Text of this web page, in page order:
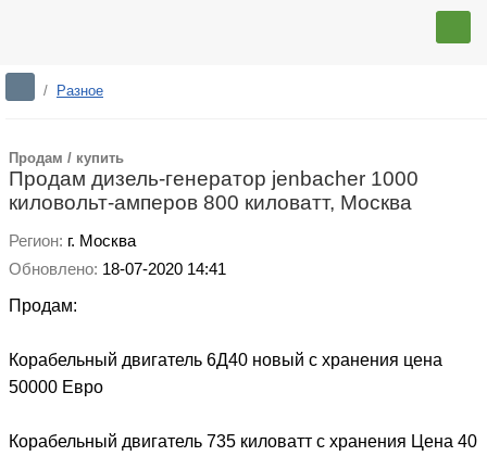
/ Разное
Продам / купить
Продам дизель-генератор jenbacher 1000
киловольт-амперов 800 киловатт, Москва
Регион: г. Москва
Обновлено: 18-07-2020 14:41
Продам:
Корабельный двигатель 6Д40 новый с хранения цена
50000 Евро
Корабельный двигатель 735 киловатт c хранения Цена 40